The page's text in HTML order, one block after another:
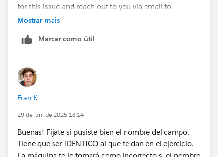
for this issue and reach out to you via email to
investigate further.
Thank you!
Nagendra Babu Pilli
Trailblazer Help
++CreateTrailheadCase
Mostrar mais
Marcar como útil
Fran K
29 de jan. de 2025 18:14
Buenas! Fijate si pusiste bien el nombre del campo.
Tiene que ser IDÉNTICO al que te dan en el ejercicio.